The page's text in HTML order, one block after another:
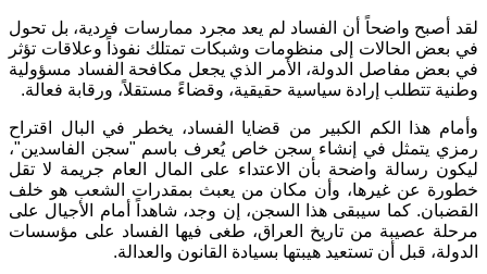
لقد أصبح واضحاً أن الفساد لم يعد مجرد ممارسات فردية، بل تحول
في بعض الحالات إلى منظومات وشبكات تمتلك نفوذاً وعلاقات تؤثر
في بعض مفاصل الدولة، الأمر الذي يجعل مكافحة الفساد مسؤولية
وطنية تتطلب إرادة سياسية حقيقية، وقضاءً مستقلاً، ورقابة فعالة.
وأمام هذا الكم الكبير من قضايا الفساد، يخطر في البال اقتراح
رمزي يتمثل في إنشاء سجن خاص يُعرف باسم "سجن الفاسدين"،
ليكون رسالة واضحة بأن الاعتداء على المال العام جريمة لا تقل
خطورة عن غيرها، وأن مكان من يعبث بمقدرات الشعب هو خلف
القضبان. كما سيبقى هذا السجن، إن وجد، شاهداً أمام الأجيال على
مرحلة عصيبة من تاريخ العراق، طغى فيها الفساد على مؤسسات
الدولة، قبل أن تستعيد هيبتها بسيادة القانون والعدالة.